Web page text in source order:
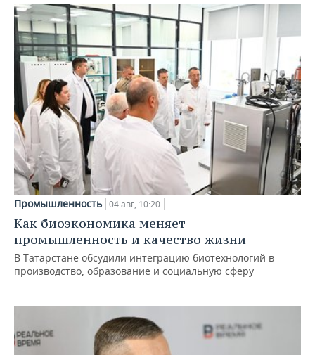
Промышленность 04 авг, 10:20
Как биоэкономика меняет
промышленность и качество жизни
В Татарстане обсудили интеграцию биотехнологий в
производство, образование и социальную сферу